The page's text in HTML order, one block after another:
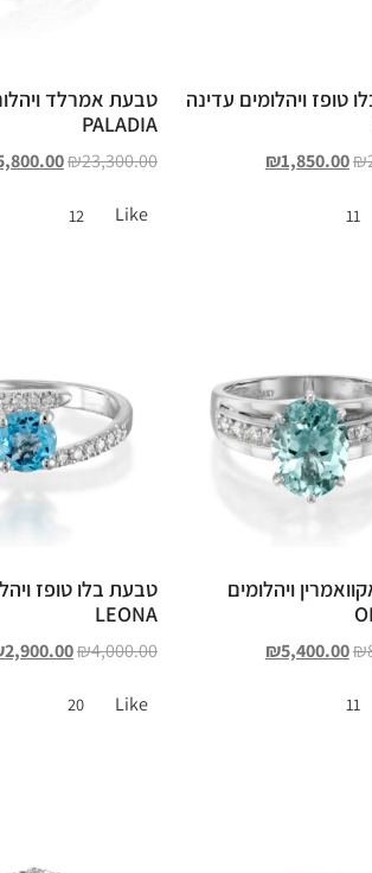
טופז ויהלומים עדינה
₪
₪1,850.00
11
טבעת אמרלד
PALADIA
₪23,300.00
Like
12
ויהלומים
₪
₪5,400.00
11
טבעת בלו טופז
LEONA
₪4,000.00
2,900.00
Like
20